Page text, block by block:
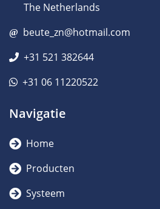
The Netherlands
beute_zn@hotmail.com
+31 521 382644
+31 06 11220522
Navigatie
Home
Producten
Systeem